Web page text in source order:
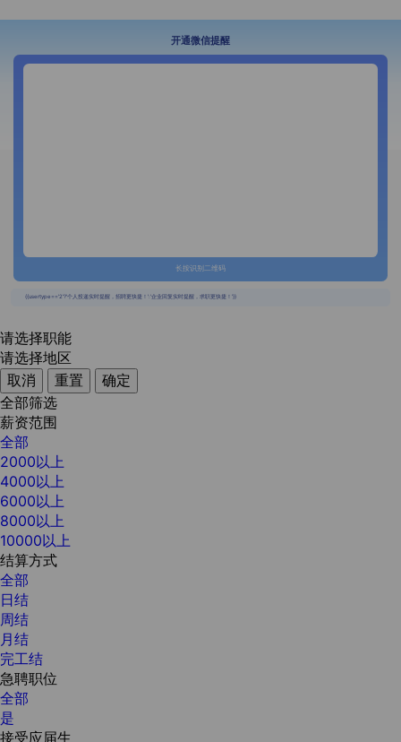
开通微信提醒
长按识别二维码
{{usertype=='2'?'个人投递实时提醒，招聘更快捷！':'企业回复实时提醒，求职更快捷！'}}
请选择职能
请选择地区
取消
重置
确定
全部筛选
薪资范围
全部
2000以上
4000以上
6000以上
8000以上
10000以上
结算方式
全部
日结
周结
月结
完工结
急聘职位
全部
是
接受应届生